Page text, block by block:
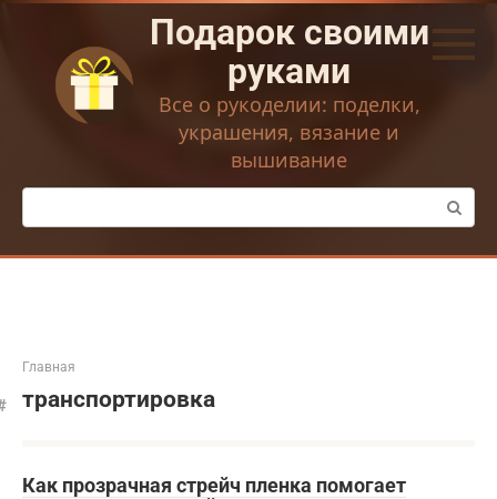
Перейти
контенту
Подарок своими
руками
Все о рукоделии: поделки,
украшения, вязание и
вышивание
Поиск:
Главная
транспортировка
Как прозрачная стрейч пленка помогает